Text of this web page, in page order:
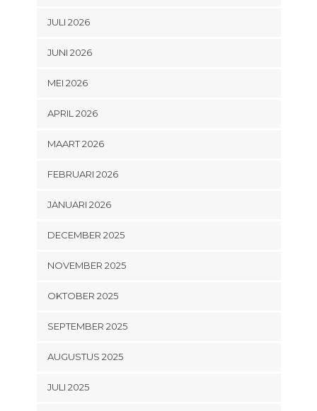
JULI 2026
JUNI 2026
MEI 2026
APRIL 2026
MAART 2026
FEBRUARI 2026
JANUARI 2026
DECEMBER 2025
NOVEMBER 2025
OKTOBER 2025
SEPTEMBER 2025
AUGUSTUS 2025
JULI 2025